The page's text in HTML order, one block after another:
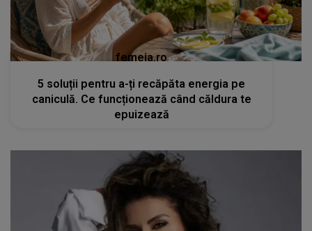
femeia.ro
5 soluții pentru a-ți recăpăta energia pe
caniculă. Ce funcționează când căldura te
epuizează